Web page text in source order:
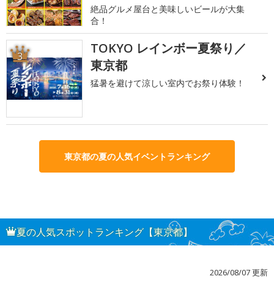
絶品グルメ屋台と美味しいビールが大集
合！
3
TOKYO レインボー夏祭り／
東京都
猛暑を避けて涼しい室内でお祭り体験！
東京都の夏の人気イベントランキング
夏の人気スポットランキング【東京都】
2026/08/07 更新